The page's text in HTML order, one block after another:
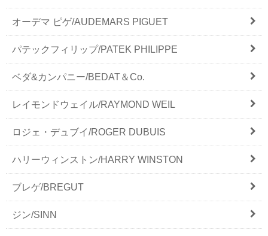
オーデマ ピゲ/AUDEMARS PIGUET
パテックフィリップ/PATEK PHILIPPE
ベダ&カンパニー/BEDAT＆Co.
レイモンドウェイル/RAYMOND WEIL
ロジェ・デュブイ/ROGER DUBUIS
ハリーウィンストン/HARRY WINSTON
ブレゲ/BREGUT
ジン/SINN